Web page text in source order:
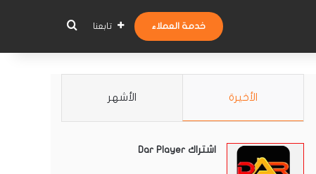
خدمة العملاء تابعنا بحث عن
الأخيرة الأشهر
اشتراك Dar Player